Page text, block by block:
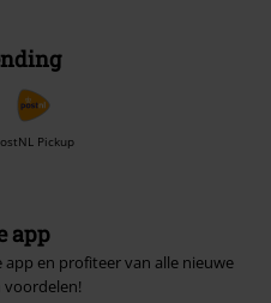
Pickup
app
en profiteer van alle nieuwe
voordelen!